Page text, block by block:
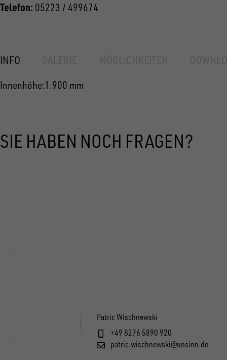
Telefon: 05223 / 499674
INFO
Innenhöhe 1.900 mm
SIE HABEN NOCH FRAGEN?
Patric Wischnewski
+49 8276 5890 920
patric.wischnewski@unsinn.de